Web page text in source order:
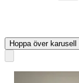
Hoppa över karusell